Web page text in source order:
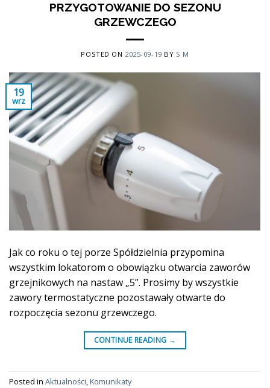
PRZYGOTOWANIE DO SEZONU
GRZEWCZEGO
POSTED ON 2025-09-19 BY S M
19
wrz
Jak co roku o tej porze Spółdzielnia przypomina
wszystkim lokatorom o obowiązku otwarcia zaworów
grzejnikowych na nastaw „5”. Prosimy by wszystkie
zawory termostatyczne pozostawały otwarte do
rozpoczęcia sezonu grzewczego.
CONTINUE READING →
Posted in Aktualności,Komunikaty